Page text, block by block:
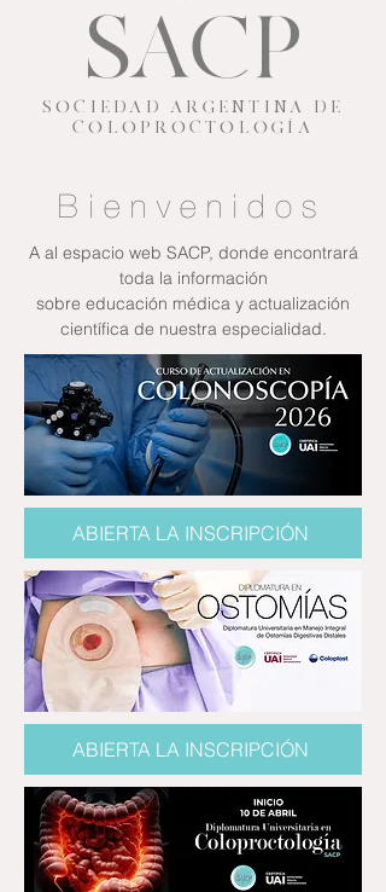
SOCIEDAD ARGENTINA DE
COLOPROCTOLOGÍA
SACP
Bienvenidos
A al espacio web SACP, donde encontrará
toda la información
sobre educación médica y actualización
científica de nuestra especialidad.
ABIERTA LA INSCRIPCIÓN
ABIERTA LA INSCRIPCIÓN